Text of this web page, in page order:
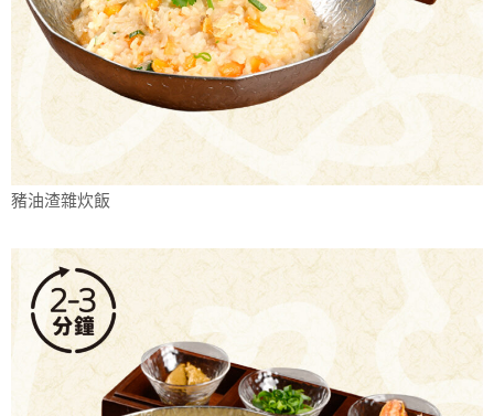
豬油渣雜炊飯